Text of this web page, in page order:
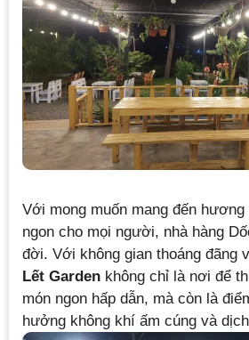
Với mong muốn mang đến
ngon cho mọi người, nhà hàng
đời. Với không gian thoáng đãng
Lết Garden không chỉ là nơi để
món ngon hấp dẫn, mà còn là
hưởng không khí ấm cúng và